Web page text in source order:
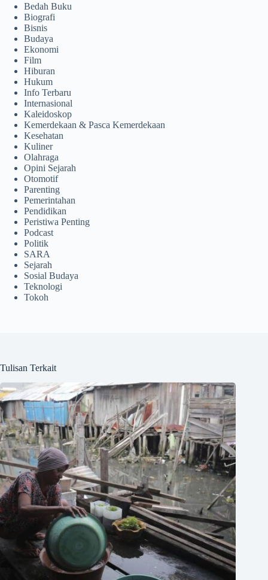
Bedah Buku
Biografi
Bisnis
Budaya
Ekonomi
Film
Hiburan
Hukum
Info Terbaru
Internasional
Kaleidoskop
Kemerdekaan & Pasca Kemerdekaan
Kesehatan
Kuliner
Olahraga
Opini Sejarah
Otomotif
Parenting
Pemerintahan
Pendidikan
Peristiwa Penting
Podcast
Politik
SARA
Sejarah
Sosial Budaya
Teknologi
Tokoh
Tulisan Terkait